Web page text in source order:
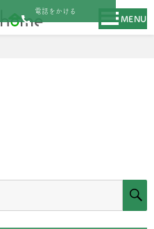
MENU
電話をかける